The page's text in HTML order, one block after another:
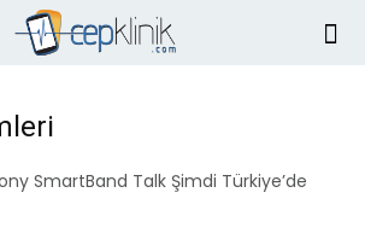
SmartBand Talk Şimdi Türkiye’de